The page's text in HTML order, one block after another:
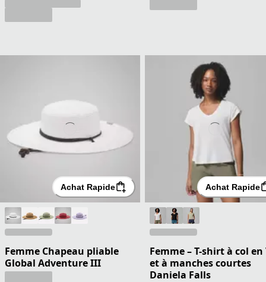
Achat Rapide
Femme Chapeau pliable
Global Adventure III
Achat Rapide
Femme – T-shirt à col en
et à manches courtes
Daniela Falls